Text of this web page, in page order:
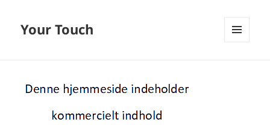
Your Touch